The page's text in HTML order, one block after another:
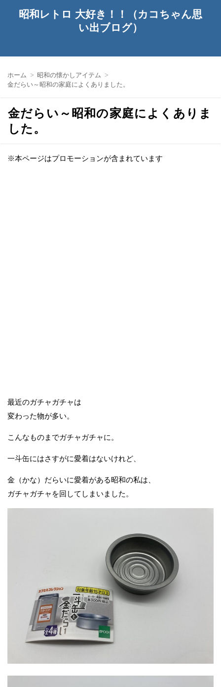
昭和レトロ 大好き！！（カコちゃん思
い出ブログ）
ホーム
昭和の懐かしアイテム
金だらい～昭和の家庭によくありました。
金だらい～昭和の家庭によくありま
した。
※本ページはプロモーションが含まれています
最近のガチャガチャは
変わった物が多い。
こんなものまでガチャガチャに。
一斗缶にはさすがに愛着はないけれど、
金（かな）だらいに愛着がある昭和の私は、
ガチャガチャを回してしまいました。